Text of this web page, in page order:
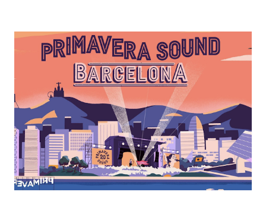
clásicos, estructuras y motivos dentro de sus
composiciones. Investigación y locución: Victor R.
Burguete Producción: Christian Obregón Post-
producción: Laura Tomás >>Haz clic aquí para ir al
podcast<< Podcast grabado originalmente para Ràdio
Fabra de la Fàbrica de Creació Fabra i Coats